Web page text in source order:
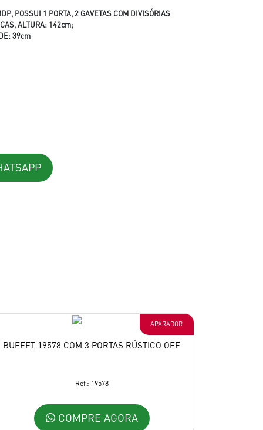
POSSUI 1 PORTA, 2 GAVETAS COM DIVISÓRIAS
ALTURA: 142cm;
39cm
APARADOR
BUFFET 19578 COM 3 PORTAS RÚSTICO OFF
Ref.: 19578
COMPRE AGORA